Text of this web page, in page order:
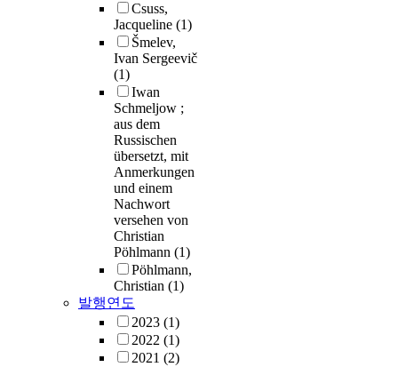
Csuss,
Jacqueline (1)
Šmelev,
Ivan Sergeevič
(1)
Iwan
Schmeljow ;
aus dem
Russischen
übersetzt, mit
Anmerkungen
und einem
Nachwort
versehen von
Christian
Pöhlmann (1)
Pöhlmann,
Christian (1)
발행연도
2023 (1)
2022 (1)
2021 (2)